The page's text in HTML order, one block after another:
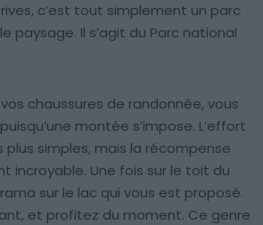
rives, c’est tout simplement un parc
paysage. Il s’agit du Parc national
chaussures de randonnée, vous
montée s’impose. L’effort
plus simples, mais la récompense
incroyable. Une fois sur le toit du
sur le lac qui vous est proposé.
et profitez du moment. Ce genre